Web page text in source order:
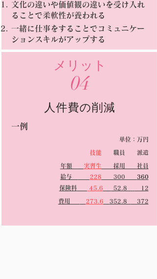
文化の違いや価値観の違いを受け入れ
ることで柔軟性が養われる
一緒に仕事をすることでコミュニケー
ションスキルがアップする
メリット
04
人件費の削減
一例
単位：万円
技能 職員 派遣
年額 実習生 採用 社員
給与
228 300
360
保険料
45.6 52.8 12
​費用 273.6 352.8 372